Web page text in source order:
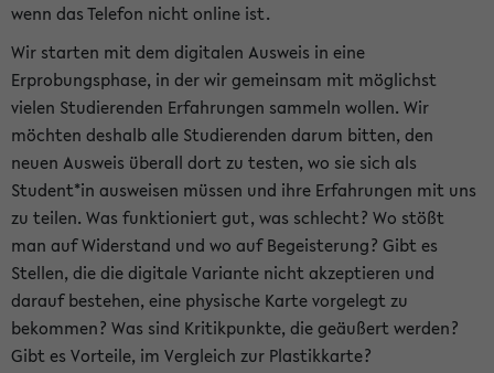
wenn das Telefon nicht online ist.
Wir starten mit dem digitalen Ausweis in eine
Erprobungsphase, in der wir gemeinsam mit möglichst
vielen Studierenden Erfahrungen sammeln wollen. Wir
möchten deshalb alle Studierenden darum bitten, den
neuen Ausweis überall dort zu testen, wo sie sich als
Student*in ausweisen müssen und ihre Erfahrungen mit uns
zu teilen. Was funktioniert gut, was schlecht? Wo stößt
man auf Widerstand und wo auf Begeisterung? Gibt es
Stellen, die die digitale Variante nicht akzeptieren und
darauf bestehen, eine physische Karte vorgelegt zu
bekommen? Was sind Kritikpunkte, die geäußert werden?
Gibt es Vorteile, im Vergleich zur Plastikkarte?